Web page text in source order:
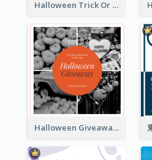
Halloween Trick Or Treat Instagram Post
Halloween Giveaway Instagram Post